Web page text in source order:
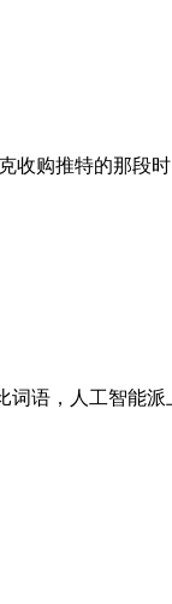
购推特的那段
语，人工智能派